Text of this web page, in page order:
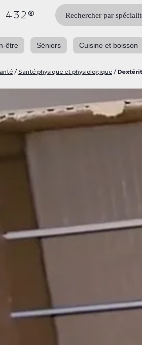
432® Rechercher :
être Séniors Cuisine et boisson
/ Santé physique et physiologique /